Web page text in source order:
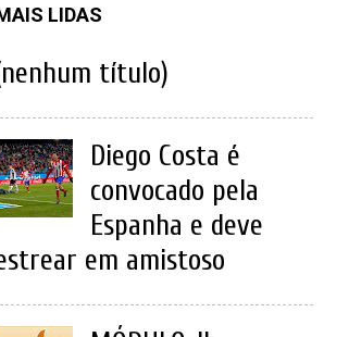
LIDAS
título)
Diego Costa é
convocado pela
Espanha e deve
em amistoso